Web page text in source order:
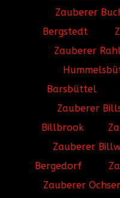
Zauberer
Bergstedt
Zauberer
Barsbüttel
Zauberer
Billbrook
Zauberer
Bergedorf
Zauberer